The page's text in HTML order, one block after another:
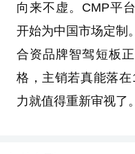
向来不虚。CMP平
开始为中国市场定制
合资品牌智驾短板
格，主销若真能落
力就值得重新审视了。